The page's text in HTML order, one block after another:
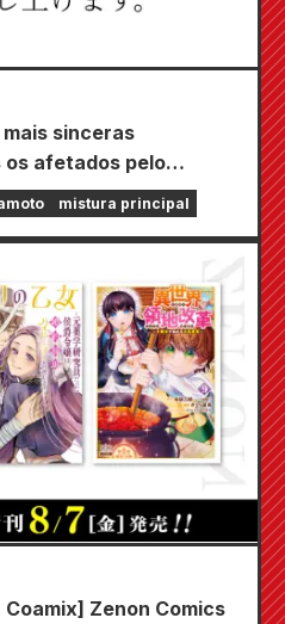
sinceras
afetados pelo
de 2026.
mistura principal
Zenon Comics